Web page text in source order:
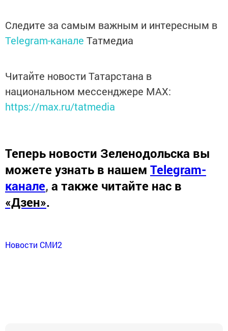
Следите за самым важным и интересным в
Telegram-канале Татмедиа
Читайте новости Татарстана в
национальном мессенджере MАХ:
https://max.ru/tatmedia
Теперь новости Зеленодольска вы
можете узнать в нашем Telegram-
канале, а также читайте нас в
«Дзен».
Новости СМИ2